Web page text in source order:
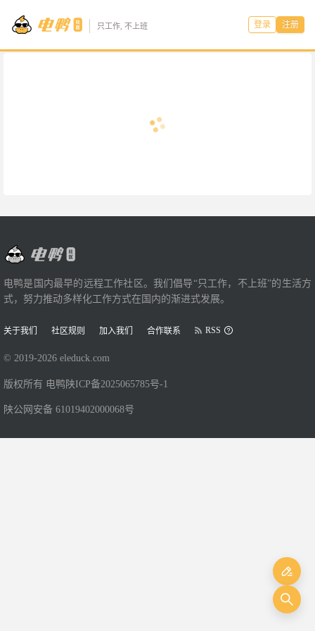
只工作, 不上班 登录 注册
电鸭是国内最早的远程工作社区。我们倡导“只工作，不上班”的生活方
式，努力推动多样化工作方式在国内的渐进式发展。
关于我们 社区规则 加入我们 合作联系 RSS
© 2019-2026 eleduck.com
版权所有 电鸭 陕ICP备2025065785号-1
陕公网安备 61019402000068号